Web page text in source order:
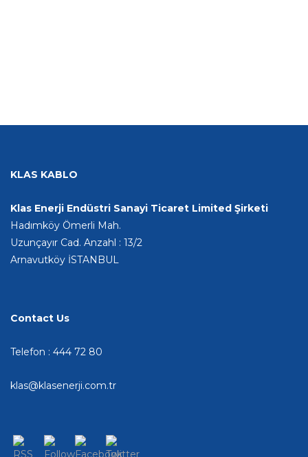
KLAS KABLO
Klas Enerji Endüstri Sanayi Ticaret Limited Şirketi
Hadımköy Ömerli Mah.
Uzunçayır Cad. Anzahl : 13/2
Arnavutköy İSTANBUL
Contact Us
Telefon : 444 72 80
klas@klasenerji.com.tr